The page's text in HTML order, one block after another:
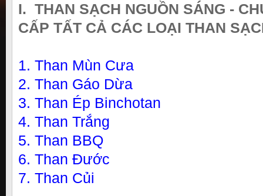
I. THAN SẠCH NGUỒN SÁNG -
CẤP TẤT CẢ CÁC LOẠI THAN
1. Than Mùn Cưa
2. Than Gáo Dừa
3. Than Ép Binchotan
4. Than Trắng
5. Than BBQ
6. Than Đước
7. Than Củi